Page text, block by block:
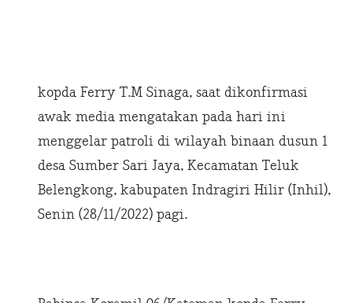
kopda Ferry T.M Sinaga, saat dikonfirmasi
awak media mengatakan pada hari ini
menggelar patroli di wilayah binaan dusun 1
desa Sumber Sari Jaya, Kecamatan Teluk
Belengkong, kabupaten Indragiri Hilir (Inhil),
Senin (28/11/2022) pagi.